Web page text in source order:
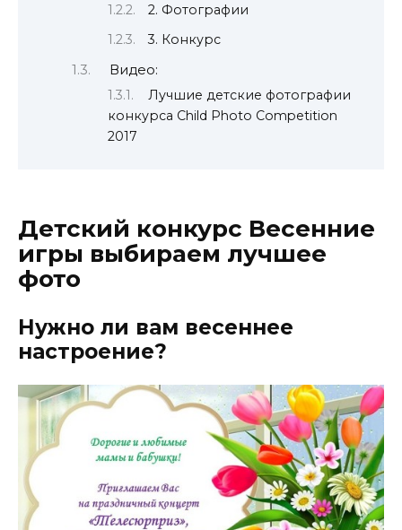
2. Фотографии
3. Конкурс
Видео:
Лучшие детские фотографии
конкурса Child Photo Competition
2017
Детский конкурс Весенние
игры выбираем лучшее
фото
Нужно ли вам весеннее
настроение?